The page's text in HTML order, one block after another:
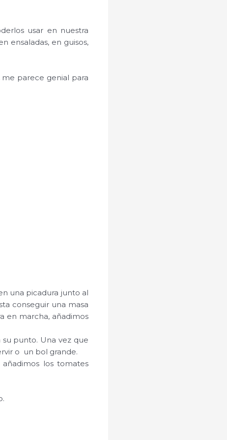
usar en nuestra
ensaladas, en guisos,
me parece genial para
una picadura junto al
conseguir una masa
en marcha, añadimos
punto. Una vez que
o un bol grande.
los tomates